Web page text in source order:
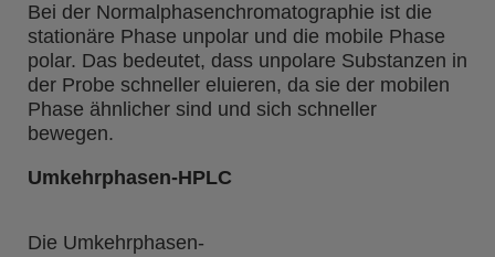
Bei der Normalphasenchromatographie ist die
stationäre Phase unpolar und die mobile Phase
polar. Das bedeutet, dass unpolare Substanzen in
der Probe schneller eluieren, da sie der mobilen
Phase ähnlicher sind und sich schneller
bewegen.
Umkehrphasen-HPLC
Die Umkehrphasen-